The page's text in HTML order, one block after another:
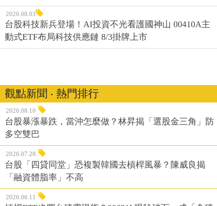
2026.08.03
台股科技新兵登場！AI投資不光看護國神山 00410A主
動式ETF布局科技供應鏈 8/3掛牌上市
觀點新聞 ‧ 熱門排行
2026.08.10
台股暴漲暴跌，當沖怎麼做？林昇揭「選股金三角」防
多空雙巴
2026.07.28
台股「四貸同堂」恐複製韓國去槓桿風暴？陳威良揭
「融資體脂率」不高
2026.06.11